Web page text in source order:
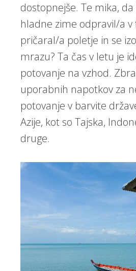
dostopnejše. Te mika,
hladne zime odpravil/a v
pričaral/a poletje in se
mrazu? Ta čas v letu je
potovanje na vzhod.
uporabnih napotkov za
potovanje v barvite
Azije, kot so Tajska,
druge.